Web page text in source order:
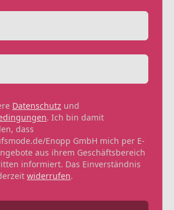
Datenschutz und
. Ich bin damit
dass
Enopp GmbH mich per E-
aus ihrem Geschäftsbereich
informiert. Das Einverständnis
widerrufen.